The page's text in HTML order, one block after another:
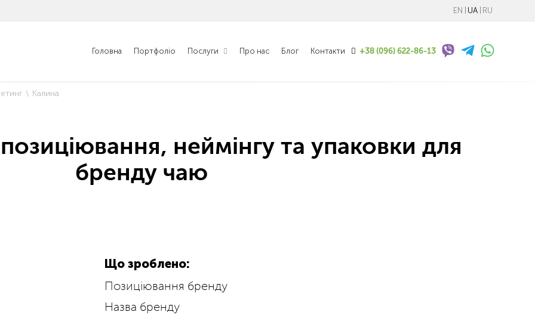
EN UA RU
Головна Портфоліо Послуги Про нас Блог Контакти +38 (096) 622-86-13
Калина
неймінгу та упаковки для
бренду чаю
Що зроблено:
Позиціювання бренду
Назва бренду